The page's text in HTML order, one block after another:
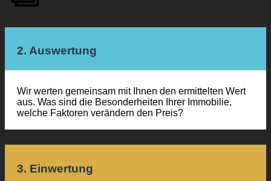
2. Auswertung
Wir werten gemeinsam mit Ihnen den ermittelten Wert
aus. Was sind die Besonderheiten Ihrer Immobilie,
welche Faktoren verändern den Preis?
3. Einwertung